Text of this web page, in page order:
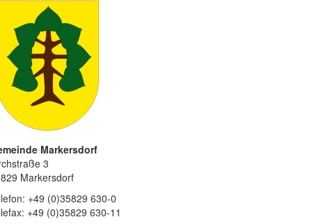
Markersdorf
3
Markersdorf
+49 (0)35829 630-0
+49 (0)35829 630-11